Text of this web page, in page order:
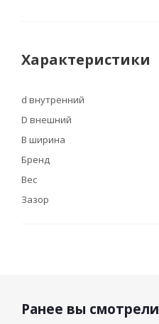
Характеристики
d внутренний
D внешний
B ширина
Бренд
Вес
Зазор
Ранее вы смотрели